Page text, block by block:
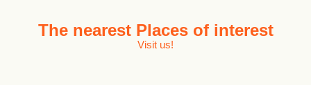
The nearest Places of interest
Visit us!